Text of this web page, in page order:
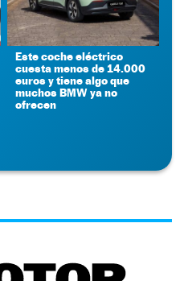
Este coche eléctrico
cuesta menos de 14.000
euros y tiene algo que
muchos BMW ya no
ofrecen